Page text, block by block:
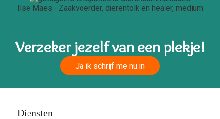
Ilse Maes - Zaakvoerder, dierentolk en healer, medium
Verzeker jezelf van een plekje!
Ja ik schrijf me nu in
Diensten